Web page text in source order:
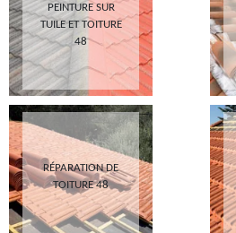
PEINTURE SUR
TUILE ET TOITURE
48
RÉPARATION DE
TOITURE 48